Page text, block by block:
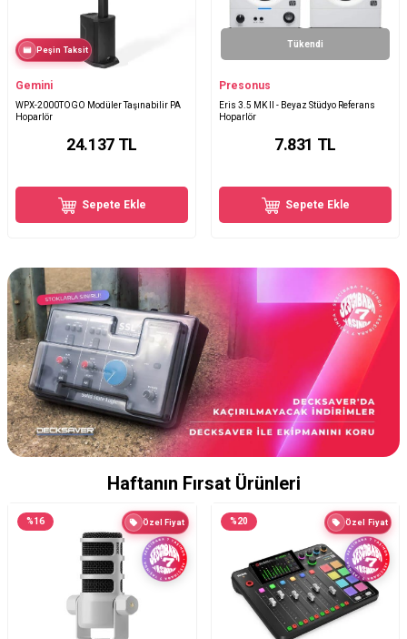
Peşin Taksit
Gemini
WPX-2000TOGO Modüler Taşınabilir PA
Hoparlör
24.137TL
Sepete Ekle
Tükendi
Presonus
Eris 3.5 MK II - Beyaz Stüdyo Referans
Hoparlör
7.831 TL
Sepete Ekle
Haftanın Fırsat Ürünleri
%20 Özel Fiyat %5 Özel Fiyat